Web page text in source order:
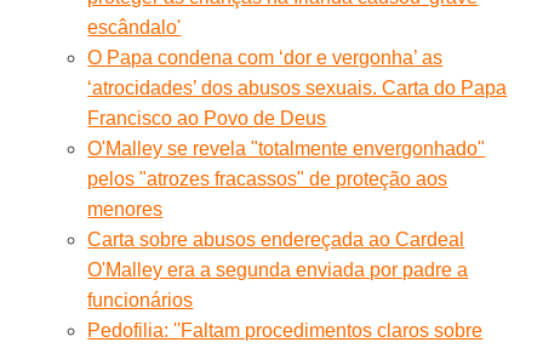
escândalo'
O Papa condena com ‘dor e vergonha’ as
‘atrocidades’ dos abusos sexuais. Carta do Papa
Francisco ao Povo de Deus
O'Malley se revela "totalmente envergonhado"
pelos "atrozes fracassos" de proteção aos
menores
Carta sobre abusos endereçada ao Cardeal
O'Malley era a segunda enviada por padre a
funcionários
Pedofilia: ''Faltam procedimentos claros sobre